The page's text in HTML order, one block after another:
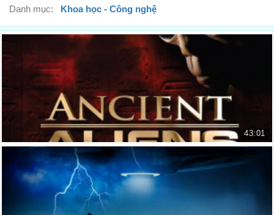
Nhưng giờ đây...
everything that could be imagined,
mọi thứ đã rõ ràng
seem possible.
là hiện thực.
If mankind could travel the skies and go to other planets,
Nếu như loài người có thể vượt không gian để tới hành tinh khác,
00:45
Why couldn't beings from other planets,
thì những sinh vật từ hành tinh khác
Danh mục: Khoa học - Công nghệ
43:01
Người Ngoài Hành Tinh Thời Cổ Đại - Phần 2
ANCIENT ALIENS - SEASON 2
13.373 lượt xem